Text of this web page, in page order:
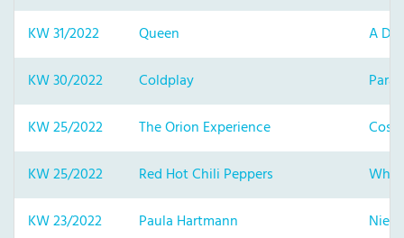
KW 31/2022
Queen
A
KW 30/2022
Coldplay
KW 25/2022
The Orion Experience
KW 25/2022
Red Hot Chili Peppers
KW 23/2022
Paula Hartmann
Nie